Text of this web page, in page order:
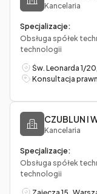
Kancelaria
Specjalizacje:
Obsługa spółek
technologii
Św. Leonarda 1/
Konsultacja
CZUBLUN I
Kancelaria
Specjalizacje:
Obsługa spółek
technologii
Zajęcza 15 ,